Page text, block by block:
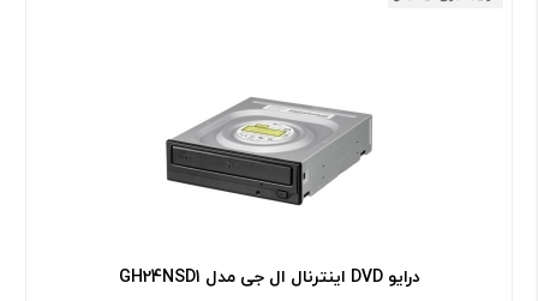
درایو DVD اینترنال ال جی مدل GH24NSD1